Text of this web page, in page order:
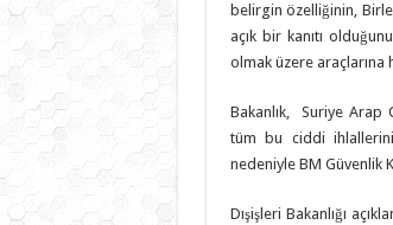
belirgin özelliğinin,
açık bir kanıtı
olmak üzere
Bakanlık, Suriye Arap
tüm bu ciddi ihlallerini
nedeniyle BM Güvenlik
Dışişleri Bakanlığı